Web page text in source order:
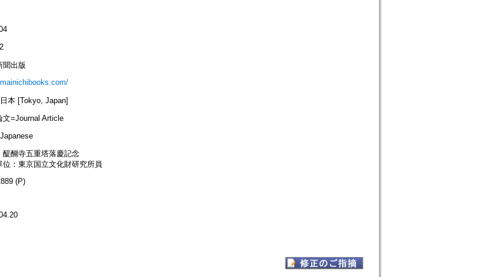
聞出版
本 [Tokyo, Japan]
文=Journal Article
醍醐寺五重塔落慶記念
位：東京国立文化財研究所員
(P)